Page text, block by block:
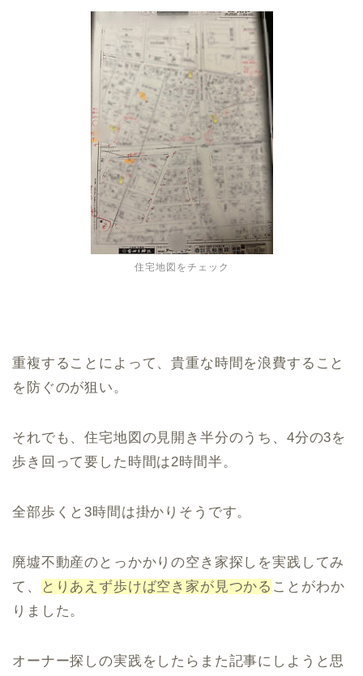
住宅地図をチェック
重複することによって、貴重な時間を浪費すること
を防ぐのが狙い。
それでも、住宅地図の見開き半分のうち、4分の3を
歩き回って要した時間は2時間半。
全部歩くと3時間は掛かりそうです。
廃墟不動産のとっかかりの空き家探しを実践してみ
て、
とりあえず歩けば空き家が見つかる ことがわか
りました。
オーナー探しの実践をしたらまた記事にしようと思